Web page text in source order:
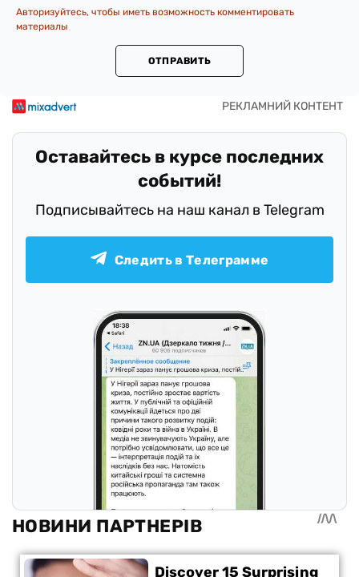
Авторизуйтесь, чтобы иметь возможность комментировать
материалы
ОТПРАВИТЬ
Оставайтесь в курсе последних
событий!
Подписывайтесь на наш канал в Telegram
Следить в Телеграмме